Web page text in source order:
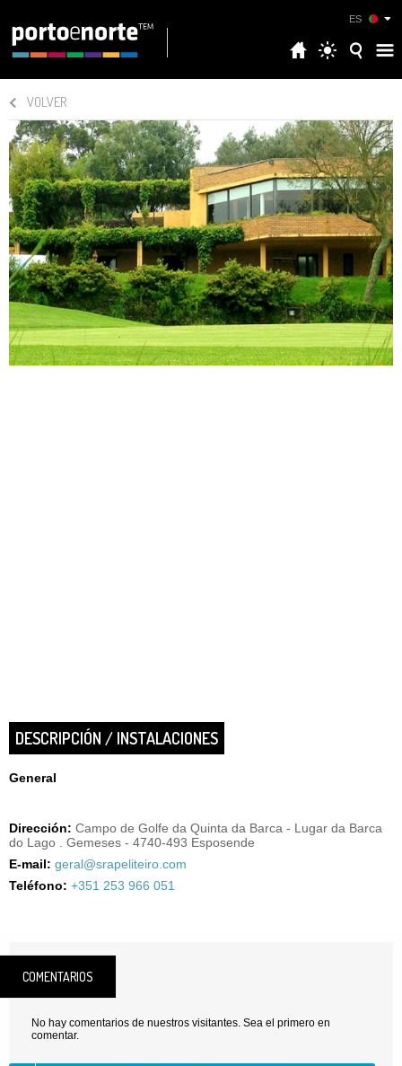
ES
VOLVER
DESCRIPCIÓN / INSTALACIONES
General
Dirección: Campo de Golfe da Quinta da Barca - Lugar da Barca
do Lago . Gemeses - 4740-493 Esposende
E-mail: geral@srapeliteiro.com
Teléfono: +351 253 966 051
COMENTARIOS
No hay comentarios de nuestros visitantes. Sea el primero en
comentar.